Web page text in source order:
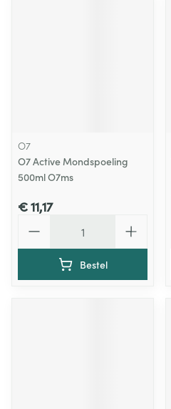
O7
O7 Active Mondspoeling
500ml O7ms
€ 11,17
Bestel